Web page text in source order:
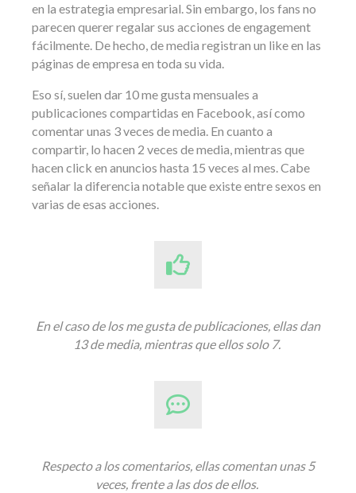
en la estrategia empresarial. Sin embargo, los fans no
parecen querer regalar sus acciones de engagement
fácilmente. De hecho, de media registran un like en las
páginas de empresa en toda su vida.
Eso sí, suelen dar 10 me gusta mensuales a
publicaciones compartidas en Facebook, así como
comentar unas 3 veces de media. En cuanto a
compartir, lo hacen 2 veces de media, mientras que
hacen click en anuncios hasta 15 veces al mes. Cabe
señalar la diferencia notable que existe entre sexos en
varias de esas acciones.
En el caso de los me gusta de publicaciones, ellas dan
13 de media, mientras que ellos solo 7.
Respecto a los comentarios, ellas comentan unas 5
veces, frente a las dos de ellos.